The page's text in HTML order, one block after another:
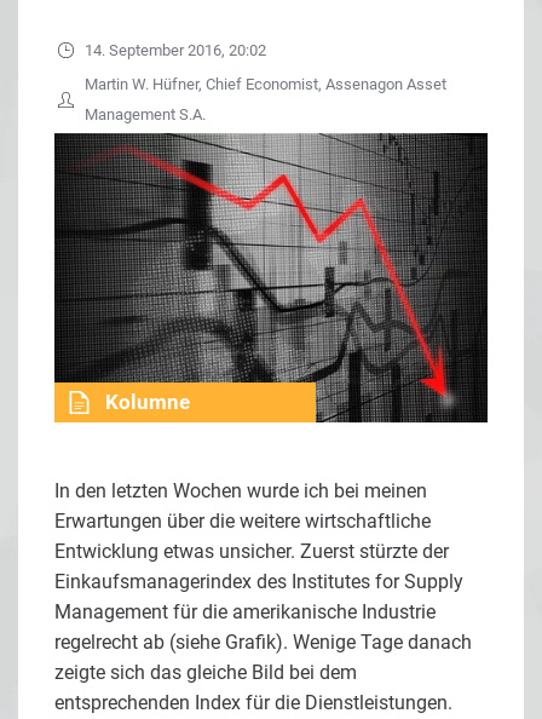
14. September 2016, 20:02
Martin W. Hüfner, Chief Economist, Assenagon Asset
Management S.A.
Kolumne
In den letzten Wochen wurde ich bei meinen
Erwartungen über die weitere wirtschaftliche
Entwicklung etwas unsicher. Zuerst stürzte der
Einkaufsmanagerindex des Institutes for Supply
Management für die amerikanische Industrie
regelrecht ab (siehe Grafik). Wenige Tage danach
zeigte sich das gleiche Bild bei dem
entsprechenden Index für die Dienstleistungen.